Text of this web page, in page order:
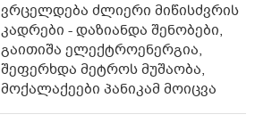
ვრცელდება ძლიერი მიწისძვრის
კადრები - დაზიანდა შენობები,
გაითიშა ელექტროენერგია,
შეფერხდა მეტროს მუშაობა,
მოქალაქეები პანიკამ მოიცვა